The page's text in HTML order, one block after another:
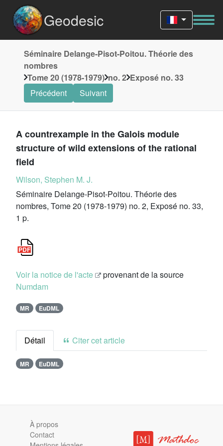
Geodesic
Séminaire Delange-Pisot-Poitou. Théorie des
nombres
Tome 20 (1978-1979) no. 2 Exposé no. 33
Précédent
Suivant
A countrexample in the Galois module
structure of wild extensions of the rational
field
Wilson, Stephen M. J.
Séminaire Delange-Pisot-Poitou. Théorie des
nombres, Tome 20 (1978-1979) no. 2, Exposé no. 33,
1 p.
Voir la notice de l'acte
provenant de la source
Numdam
MR EuDML
Détail Citer cet article
MR EuDML
À propos
Contact